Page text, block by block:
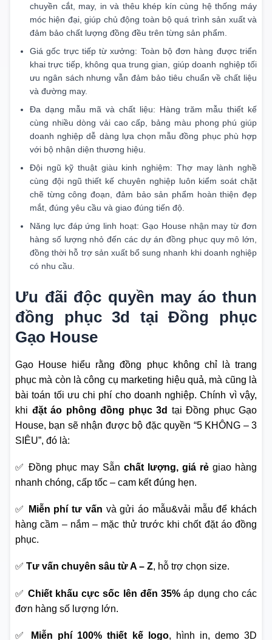
chuyền cắt, may, in và thêu khép kín cùng hệ thống máy
móc hiện đại, giúp chủ động toàn bộ quá trình sản xuất và
đảm bảo chất lượng đồng đều trên từng sản phẩm.
Giá gốc trực tiếp từ xưởng: Toàn bộ đơn hàng được triển
khai trực tiếp, không qua trung gian, giúp doanh nghiệp tối
ưu ngân sách nhưng vẫn đảm bảo tiêu chuẩn về chất liệu
và đường may.
Đa dạng mẫu mã và chất liệu: Hàng trăm mẫu thiết kế
cùng nhiều dòng vải cao cấp, bảng màu phong phú giúp
doanh nghiệp dễ dàng lựa chọn mẫu đồng phục phù hợp
với bộ nhận diện thương hiệu.
Đội ngũ kỹ thuật giàu kinh nghiệm: Thợ may lành nghề
cùng đội ngũ thiết kế chuyên nghiệp luôn kiểm soát chặt
chẽ từng công đoạn, đảm bảo sản phẩm hoàn thiện đẹp
mắt, đúng yêu cầu và giao đúng tiến độ.
Năng lực đáp ứng linh hoạt: Gạo House nhận may từ đơn
hàng số lượng nhỏ đến các dự án đồng phục quy mô lớn,
đồng thời hỗ trợ sản xuất bổ sung nhanh khi doanh nghiệp
có nhu cầu.
Ưu đãi độc quyền may áo thun
đồng phục 3d tại Đồng phục
Gạo House
Gạo House hiểu rằng đồng phục không chỉ là trang
phục mà còn là công cụ marketing hiệu quả, mà cũng là
bài toán tối ưu chi phí cho doanh nghiệp. Chính vì vậy,
khi đặt áo phông đồng phục 3d tại Đồng phục Gạo
House, bạn sẽ nhận được bộ đặc quyền “5 KHÔNG – 3
SIÊU”, đó là:
✅ Đồng phục may Sẵn chất lượng, giá rẻ giao hàng
nhanh chóng, cấp tốc – cam kết đúng hẹn.
✅ Miễn phí tư vấn và gửi áo mẫu&vải mẫu để khách
hàng cầm – nắm – mặc thử trước khi chốt đặt áo đồng
phục.
✅ Tư vấn chuyên sâu từ A – Z, hỗ trợ chọn size.
✅ Chiết khấu cực sốc lên đến 35% áp dụng cho các
đơn hàng số lượng lớn.
✅ Miễn phí 100% thiết kế logo, hình in, demo 3D